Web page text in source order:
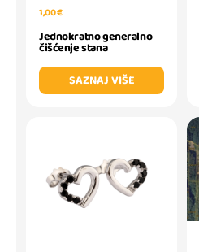
1,00 €
Jednokratno generalno
čišćenje stana
SAZNAJ VIŠE